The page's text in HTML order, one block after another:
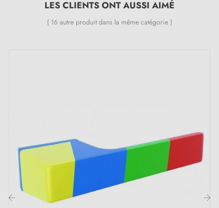
LES CLIENTS ONT AUSSI AIMÉ
( 16 autre produit dans la même catégorie )